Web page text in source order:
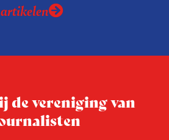
en elkaar te ontmoeten.
op de conferentie!
de vereniging van